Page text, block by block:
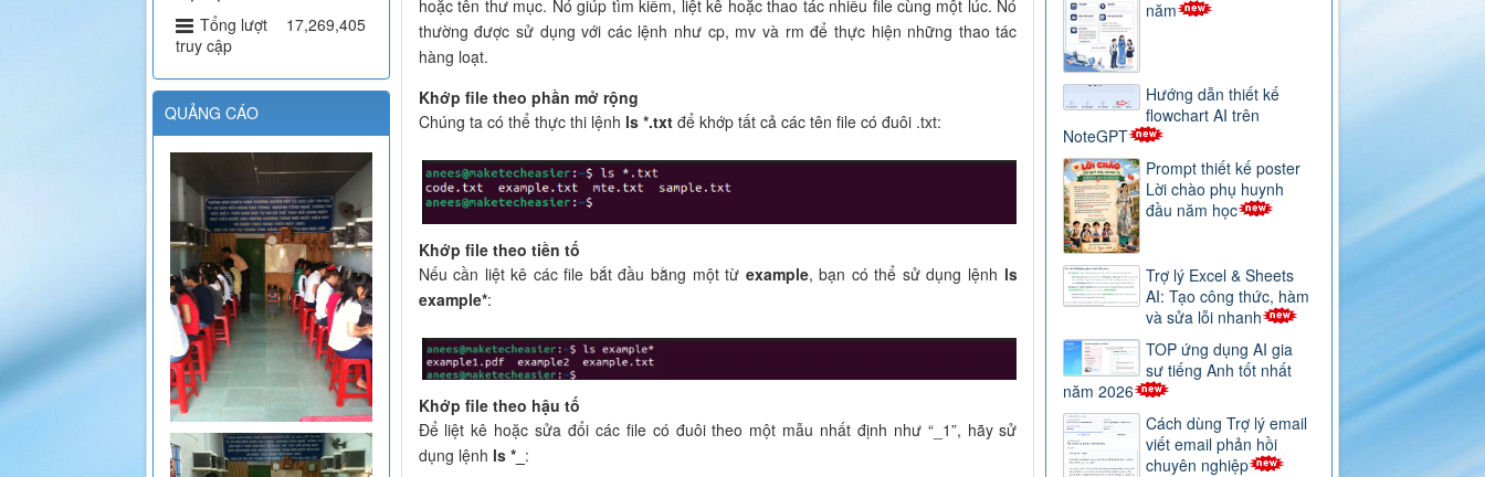
hoặc tên thư mục. Nó giúp tìm kiếm, liệt kê hoặc thao tác nhiều file cùng một lúc. Nó
thường được sử dụng với các lệnh như cp, mv và rm để thực hiện những thao tác
hàng loạt.
Khớp file theo phần mở rộng
Chúng ta có thể thực thi lệnh ls *.txt để khớp tất cả các tên file có đuôi .txt:
Khớp file theo tiền tố
Nếu cần liệt kê các file bắt đầu bằng một từ example, bạn có thể sử dụng lệnh ls
example*:
Khớp file theo hậu tố
Để liệt kê hoặc sửa đổi các file có đuôi theo một mẫu nhất định như “_1”, hãy sử
dụng lệnh ls *_ :
năm
Hướng dẫn thiết kế
flowchart AI trên
NoteGPT
Prompt thiết kế poster
Lời chào phụ huynh
đầu năm học
Trợ lý Excel & Sheets
AI: Tạo công thức, hàm
và sửa lỗi nhanh
TOP ứng dụng AI gia
sư tiếng Anh tốt nhất
năm 2026
Cách dùng Trợ lý email
viết email phản hồi
chuyên nghiệp
Tổng lượt
truy cập
17,269,405
QUẢNG CÁO